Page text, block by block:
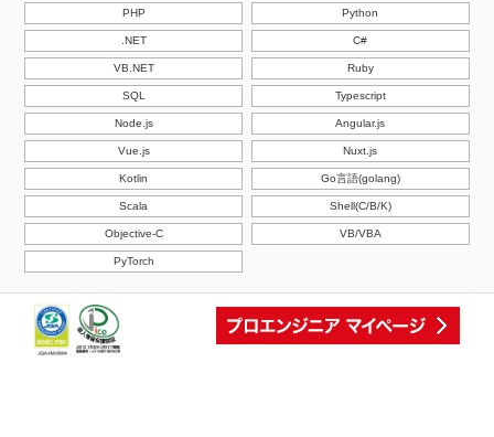
PHP Python
.NET C#
VB.NET Ruby
SQL Typescript
Node.js Angular.js
Vue.js Nuxt.js
Kotlin Go言語(golang)
Scala Shell(C/B/K)
Objective-C VB/VBA
PyTorch